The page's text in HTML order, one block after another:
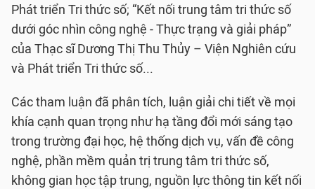
Phát triển Tri thức số; “Kết nối trung tâm tri thức số
dưới góc nhìn công nghệ - Thực trạng và giải pháp”
của Thạc sĩ Dương Thị Thu Thủy – Viện Nghiên cứu
và Phát triển Tri thức số...
Các tham luận đã phân tích, luận giải chi tiết về mọi
khía cạnh quan trọng như hạ tầng đổi mới sáng tạo
trong trường đại học, hệ thống dịch vụ, vấn đề công
nghệ, phần mềm quản trị trung tâm tri thức số,
không gian học tập trung, nguồn lực thông tin kết nối